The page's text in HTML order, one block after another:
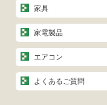
家具
家電製品
エアコン
よくあるご質問